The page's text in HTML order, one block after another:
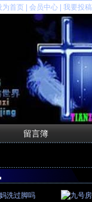
为首页 会员中心 我要投稿
留言簿